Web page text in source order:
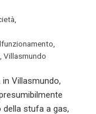
,
,
, Villasmundo
Villasmundo,
stufa a gas,